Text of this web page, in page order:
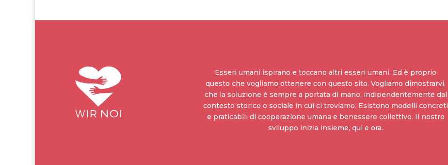
Esseri umani ispirano e toccano altri esseri umani. Ed è proprio
questo che vogliamo ottenere con questo sito. Vogliamo dimostrarvi,
che la soluzione è sempre a portata di mano, indipendentemente dal
contesto storico o sociale in cui ci troviamo. Esistono modelli concreti
e praticabili di cooperazione umana e benessere collettivo. Il nostro
sviluppo inizia insieme, qui e ora.